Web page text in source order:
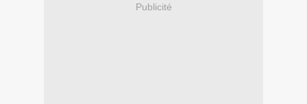
Publicité